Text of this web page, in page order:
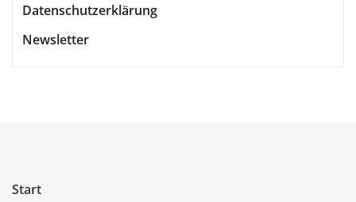
Datenschutzerklärung
Newsletter
Start